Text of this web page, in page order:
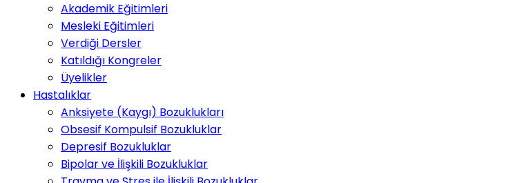
Akademik Eğitimleri
Mesleki Eğitimleri
Verdiği Dersler
Katıldığı Kongreler
Üyelikler
Hastalıklar
Anksiyete (Kaygı) Bozuklukları
Obsesif Kompulsif Bozukluklar
Depresif Bozukluklar
Bipolar ve İlişkili Bozukluklar